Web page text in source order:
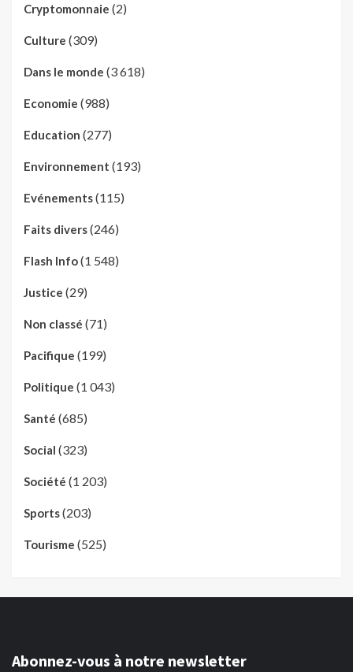
Cryptomonnaie (2)
Culture (309)
Dans le monde (3 618)
Economie (988)
Education (277)
Environnement (193)
Evénements(115)
Faits divers(246)
Flash Info(1 548)
Justice (29)
Non classé (71)
Pacifique (199)
Politique (1 043)
Santé (685)
Social (323)
Société (1 203)
Sports(203)
Tourisme (525)
Abonnez-vous à notre newsletter